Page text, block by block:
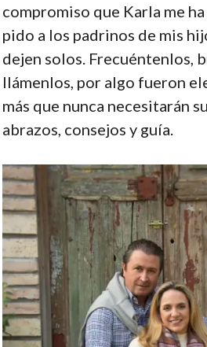
compromiso que Karla me
pido a los padrinos de mis
dejen solos. Frecuéntenlos,
llámenlos, por algo fueron
más que nunca necesitarán
abrazos, consejos y guía.